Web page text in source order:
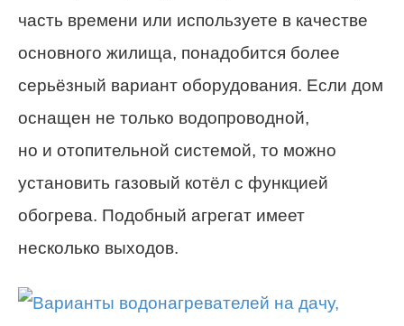
часть времени или используете в качестве
основного жилища, понадобится более
серьёзный вариант оборудования. Если дом
оснащен не только водопроводной,
но и отопительной системой, то можно
установить газовый котёл с функцией
обогрева. Подобный агрегат имеет
несколько выходов.